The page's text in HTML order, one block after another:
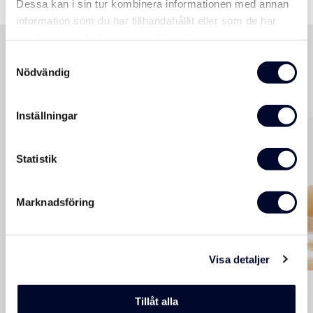
Dessa kan i sin tur kombinera informationen med annan
information som du har tillhandahållit eller som de har
Nödvändig
Inställningar
Statistik
Marknadsföring
Visa detaljer
Tillåt alla
och omtanke. Därför erbjuder vi tillgänglighetsanpassade
bussar för resenärer med funktionsnedsättning med plats för